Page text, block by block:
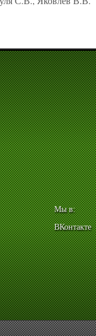
Мы в:
ВКонтакте